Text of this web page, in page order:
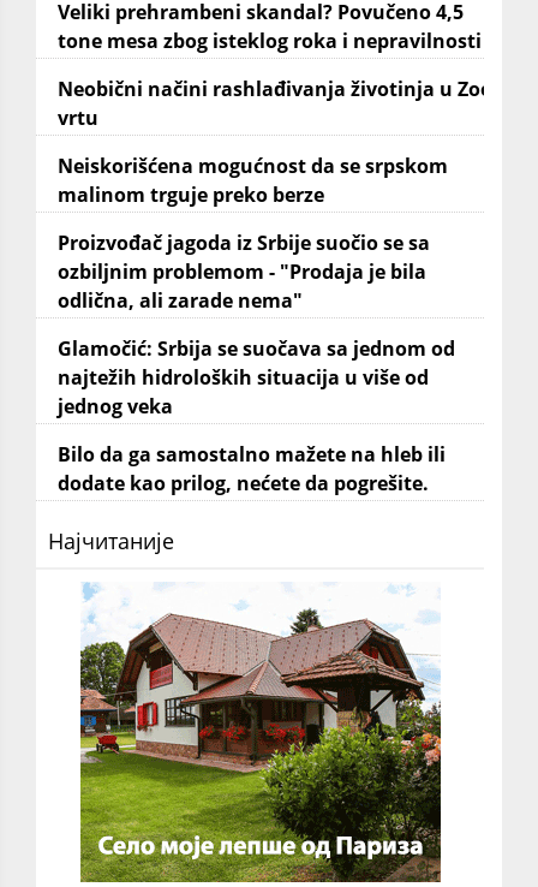
Veliki prehrambeni skandal? Povučeno 4,5
tone mesa zbog isteklog roka i nepravilnosti
Neobični načini rashlađivanja životinja u Zoo
vrtu
Neiskorišćena mogućnost da se srpskom
malinom trguje preko berze
Proizvođač jagoda iz Srbije suočio se sa
ozbiljnim problemom - "Prodaja je bila
odlična, ali zarade nema"
Glamočić: Srbija se suočava sa jednom od
najtežih hidroloških situacija u više od
jednog veka
Bilo da ga samostalno mažete na hleb ili
dodate kao prilog, nećete da pogrešite.
Најчитаније